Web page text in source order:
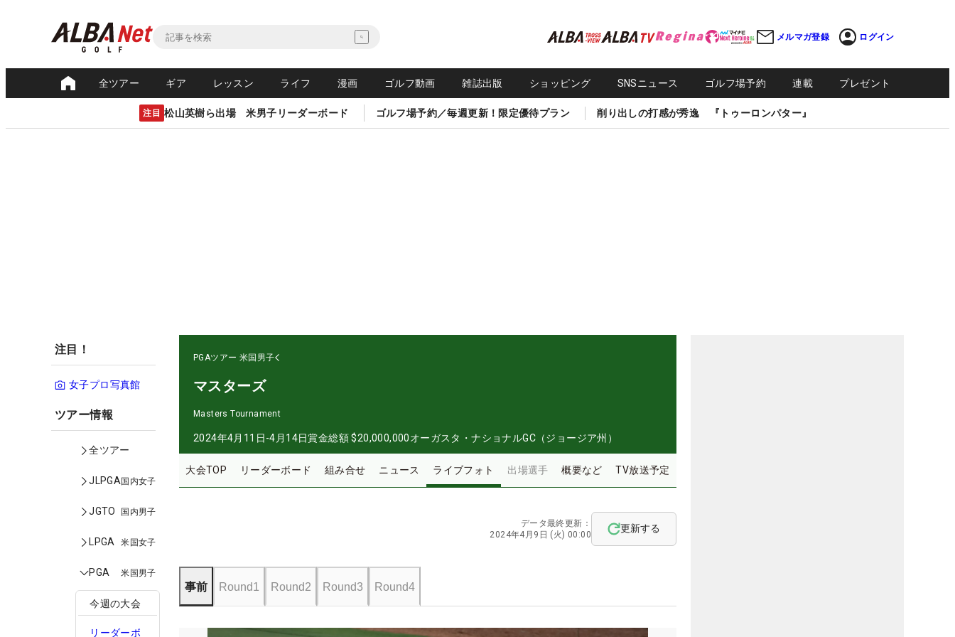
メルマガ登録 ログイン
全ツアー ギア レッスン ライフ 漫画 ゴルフ動画 雑誌出版 ショッピング SNSニュース ゴルフ場予約 連載 プレゼント
注目 松山英樹ら出場 米男子リーダーボード ゴルフ場予約／毎週更新！限定優待プラン 削り出しの打感が秀逸 『トゥーロンパター』
注目！
女子プロ写真館
ツアー情報
全ツアー
JLPGA国内女子
JGTO 国内男子
LPGA 米国女子
PGA 米国男子
今週の大会
リーダーボ
PGAツアー 米国男子
マスターズ
Masters Tournament
2024年4月11日-4月14日賞金総額 $20,000,000オーガスタ・ナショナルGC（ジョージア州）
大会TOP リーダーボード 組み合せ ニュース ライブフォト 出場選手 概要など TV放送予定
データ最終更新：
2024年4月9日 (火) 00:00
更新する
事前 Round1 Round2 Round3 Round4